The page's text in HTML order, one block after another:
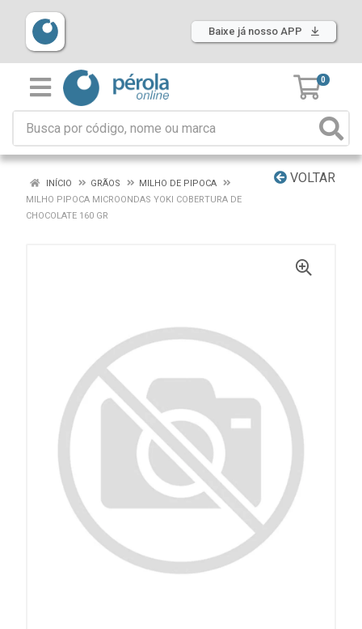
Baixe já nosso APP
0
VOLTAR
INÍCIO GRÃOS
MILHO DE PIPOCA
MILHO PIPOCA MICROONDAS YOKI COBERTURA DE
CHOCOLATE 160 GR